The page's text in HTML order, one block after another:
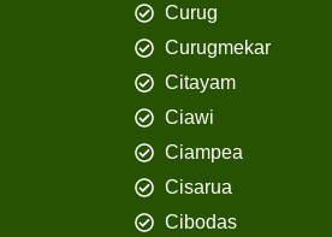
Curug
Curugmekar
Citayam
Ciawi
Ciampea
Cisarua
Cibodas